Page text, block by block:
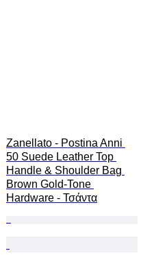
Zanellato - Postina Anni
50 Suede Leather Top
Handle & Shoulder Bag
Brown Gold-Tone
Hardware - Τσάντα